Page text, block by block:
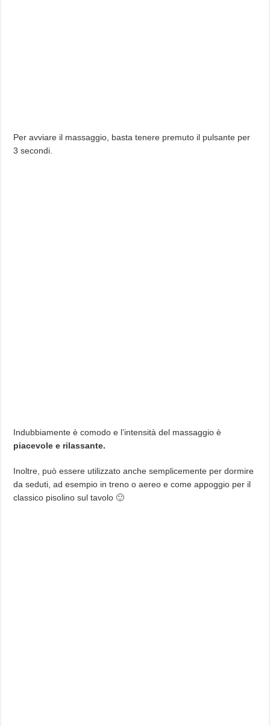
Per avviare il massaggio, basta tenere premuto il pulsante per
3 secondi.
Indubbiamente è comodo e l’intensità del massaggio è
piacevole e rilassante.
Inoltre, può essere utilizzato anche semplicemente per dormire
da seduti, ad esempio in treno o aereo e come appoggio per il
classico pisolino sul tavolo 🙂